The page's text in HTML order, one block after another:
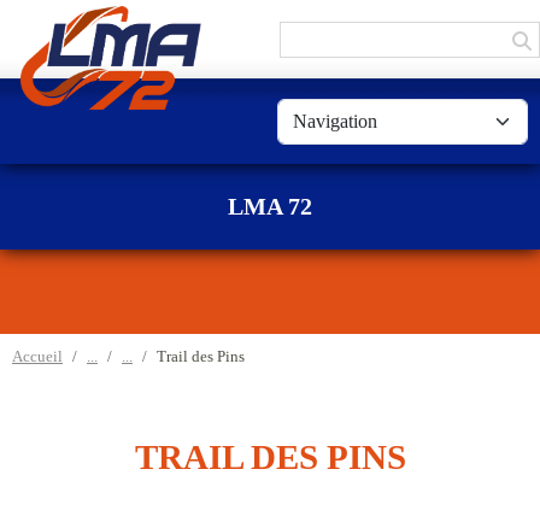
LMA 72
Accueil Trail des Pins
TRAIL DES PINS
Panneau de gestion des cookies